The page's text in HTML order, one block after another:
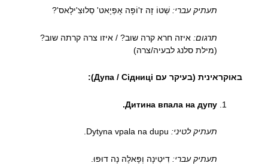
תעתיק עברי:שְׁטוֹ זָה ז'וֹפָּה אָפְּיָאט' סְלוּצִ'ילָאס'?
תרגום: איזה חרא קרה שוב? / איזו צרה קרתה שוב?
(מילת סלנג לבעיה/צרה)
באוקראינית (בעיקר עם Дупа / Сідниці):
Дитина впала на дупу.
תעתיק לטיני:Dytyna vpala na dupu.
תעתיק עברי: דִיטִינָה וְפָּאלָה נָה דוּפּוּ.